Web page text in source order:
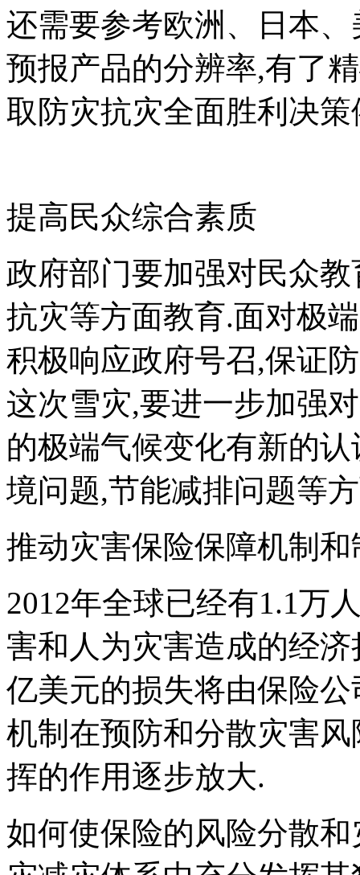
还需要参考欧洲、日本
预报产品的分辨率,有了
取防灾抗灾全面胜利决策
提高民众综合素质
政府部门要加强对民众
抗灾等方面教育.面对极
积极响应政府号召,保证
这次雪灾,要进一步加强
的极端气候变化有新的
境问题,节能减排问题等
推动灾害保险保障机制
2012年全球已经有1.1万
害和人为灾害造成的经
亿美元的损失将由保险
机制在预防和分散灾害
挥的作用逐步放大.
如何使保险的风险分散